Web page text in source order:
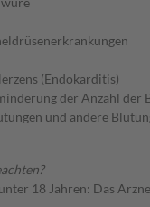
(Endokarditis)
der Anzahl der
und andere
18 Jahren: Das